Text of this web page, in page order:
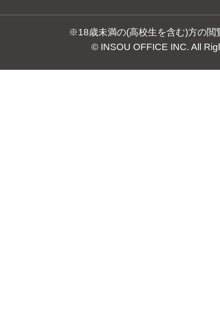
※18歳未満の(高校生を含む)方の閲
© INSOU OFFICE INC. All